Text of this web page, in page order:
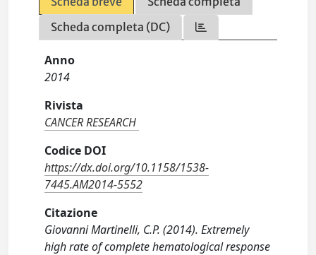
Scheda completa (DC)
Anno
2014
Rivista
CANCER RESEARCH
Codice DOI
https://dx.doi.org/10.1158/1538-
7445.AM2014-5552
Citazione
Giovanni Martinelli, C.P. (2014). Extremely
high rate of complete hematological response